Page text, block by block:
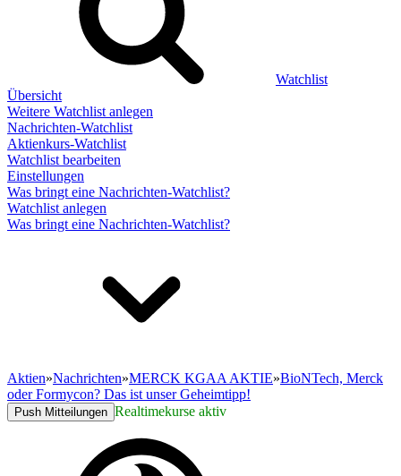
Watchlist
Übersicht
Weitere Watchlist anlegen
Nachrichten-Watchlist
Aktienkurs-Watchlist
Watchlist bearbeiten
Einstellungen
Was bringt eine Nachrichten-Watchlist?
Watchlist anlegen
Was bringt eine Nachrichten-Watchlist?
Aktien»Nachrichten»MERCK KGAA AKTIE»BioNTech, Merck
oder Formycon? Das ist unser Geheimtipp!
Push Mitteilungen Realtimekurse aktiv